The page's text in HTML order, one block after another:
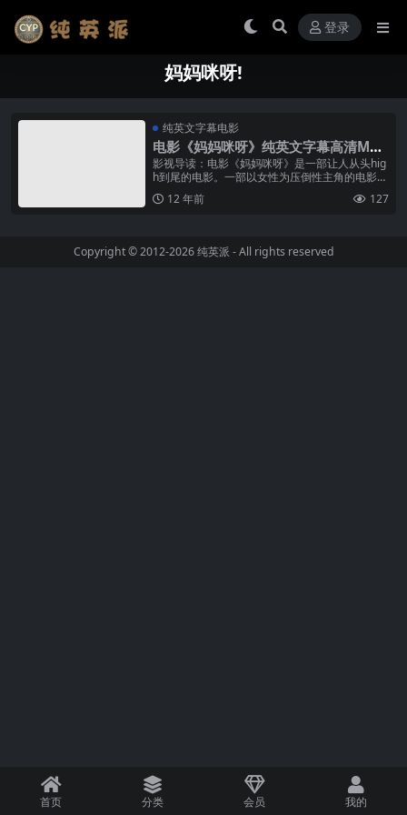
登录
妈妈咪呀!
纯英文字幕电影
电影《妈妈咪呀》纯英文字幕高清MP4
下载
影视导读：电影《妈妈咪呀》是一部让人从头hig
h到尾的电影。一部以女性为压倒性主角的电影，
尤其是这个女人已经60高龄，而电影的主题是活
力、爱情、歌舞，这一切放到...
12 年前 127
Copyright © 2012-2026纯英派 - All rights reserved
首页 分类 会员 我的